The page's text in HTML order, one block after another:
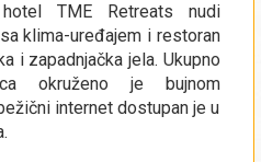
TME Retreats nudi
klima-uređajem i restoran
i zapadnjačka jela. Ukupno
okruženo je bujnom
internet dostupan je u